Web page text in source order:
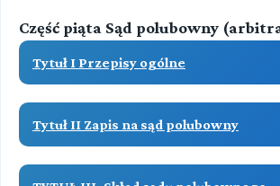
(art. 1153[10]-1153[12])
Przeczytaj zawartość działu
Część piąta Sąd polubowny
Tytuł I Przepisy ogólne
Tytuł II Zapis na sąd polubowny